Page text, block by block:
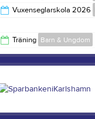
Vuxenseglarskola 2026
Träning Barn & Ungdom